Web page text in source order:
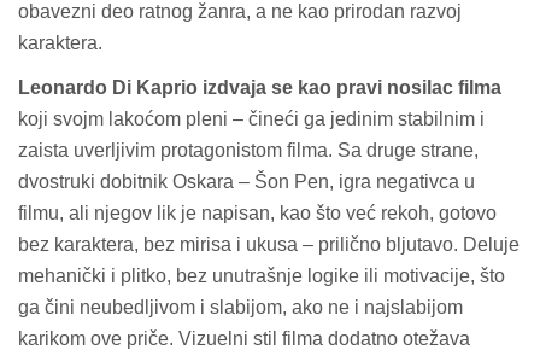
obavezni deo ratnog žanra, a ne kao prirodan razvoj
karaktera.
Leonardo Di Kaprio izdvaja se kao pravi nosilac filma
koji svojm lakoćom pleni – čineći ga jedinim stabilnim i
zaista uverljivim protagonistom filma. Sa druge strane,
dvostruki dobitnik Oskara – Šon Pen, igra negativca u
filmu, ali njegov lik je napisan, kao što već rekoh, gotovo
bez karaktera, bez mirisa i ukusa – prilično bljutavo. Deluje
mehanički i plitko, bez unutrašnje logike ili motivacije, što
ga čini neubedljivom i slabijom, ako ne i najslabijom
karikom ove priče. Vizuelni stil filma dodatno otežava